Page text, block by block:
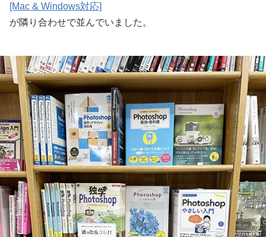
[Mac & Windows対応]
が隣り合わせで並んでいました。